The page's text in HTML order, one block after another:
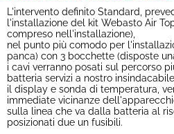
L'intervento definito Standard,
l'installazione del kit Webasto Air
compreso nell'installazione),
nel punto più comodo per
panca) con 3 bocchette (disposte
i cavi verranno posati sul percorso
batteria servizi a nostro
il display e sonda di temperatura,
immediate vicinanze
sulla linea che va dalla batteria al
posizionati due un fusibili.